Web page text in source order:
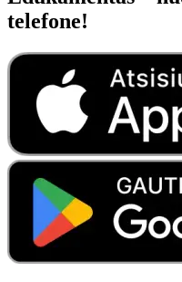
telefone!